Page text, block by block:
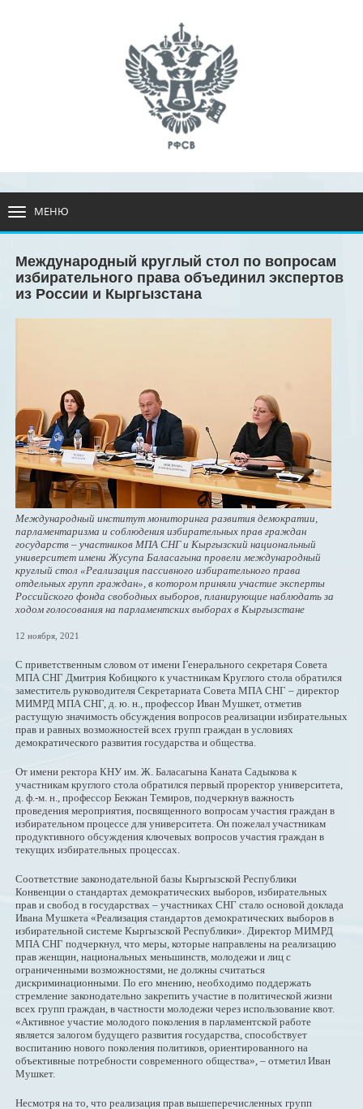
МЕНЮ
Международный круглый стол по вопросам
избирательного права объединил экспертов
из России и Кыргызстана
Международный институт мониторинга развития демократии,
парламентаризма и соблюдения избирательных прав граждан
государств – участников МПА СНГ и Кыргызский национальный
университет имени Жусупа Баласагына провели международный
круглый стол «Реализация пассивного избирательного права
отдельных групп граждан», в котором приняли участие эксперты
Российского фонда свободных выборов, планирующие наблюдать за
ходом голосования на парламентских выборах в Кыргызстане
12 ноября, 2021
С приветственным словом от имени Генерального секретаря Совета
МПА СНГ Дмитрия Кобицкого к участникам Круглого стола обратился
заместитель руководителя Секретариата Совета МПА СНГ – директор
МИМРД МПА СНГ, д. ю. н., профессор Иван Мушкет, отметив
растущую значимость обсуждения вопросов реализации избирательных
прав и равных возможностей всех групп граждан в условиях
демократического развития государства и общества.
От имени ректора КНУ им. Ж. Баласагына Каната Садыкова к
участникам круглого стола обратился первый проректор университета,
д. ф.-м. н., профессор Бекжан Темиров, подчеркнув важность
проведения мероприятия, посвященного вопросам участия граждан в
избирательном процессе для университета. Он пожелал участникам
продуктивного обсуждения ключевых вопросов участия граждан в
текущих избирательных процессах.
Соответствие законодательной базы Кыргызской Республики
Конвенции о стандартах демократических выборов, избирательных
прав и свобод в государствах – участниках СНГ стало основой доклада
Ивана Мушкета «Реализация стандартов демократических выборов в
избирательной системе Кыргызской Республики». Директор МИМРД
МПА СНГ подчеркнул, что меры, которые направлены на реализацию
прав женщин, национальных меньшинств, молодежи и лиц с
ограниченными возможностями, не должны считаться
дискриминационными. По его мнению, необходимо поддержать
стремление законодательно закрепить участие в политической жизни
всех групп граждан, в частности молодежи через использование квот.
«Активное участие молодого поколения в парламентской работе
является залогом будущего развития государства, способствует
воспитанию нового поколения политиков, ориентированного на
объективные потребности современного общества», – отметил Иван
Мушкет.
Несмотря на то, что реализация прав вышеперечисленных групп